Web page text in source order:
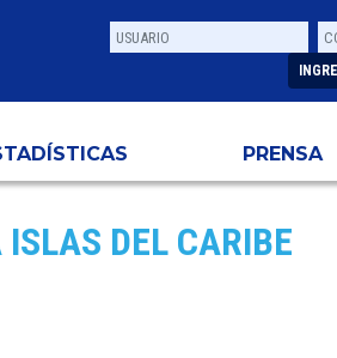
PRENSA
DEL CARIBE